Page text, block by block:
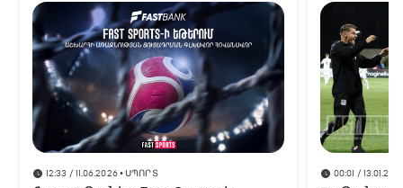
12:33 / 11.06.2026• ՍՊՈՐՏ 00:01 /